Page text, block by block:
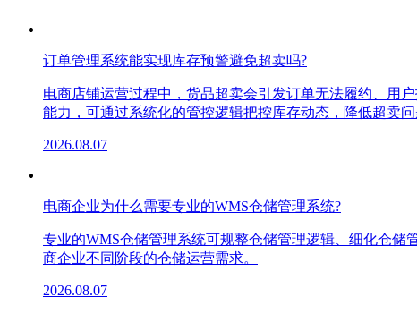
订单管理系统能实现库存预警避免超卖吗?
电商店铺运营过程中，货品超卖会引发订单无法履约、用
能力，可通过系统化的管控逻辑把控库存动态，降低超卖问
2026.08.07
电商企业为什么需要专业的WMS仓储管理系统?
专业的WMS仓储管理系统可规整仓储管理逻辑、细化仓
商企业不同阶段的仓储运营需求。
2026.08.07